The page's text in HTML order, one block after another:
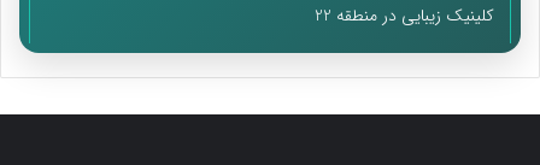
کلینیک زیبایی در منطقه 22